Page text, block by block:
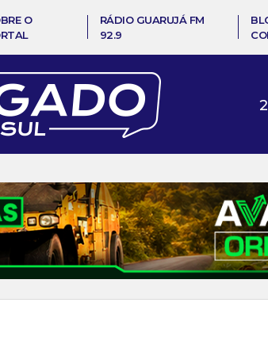
O
RÁDIO GUARUJÁ FM
92.9